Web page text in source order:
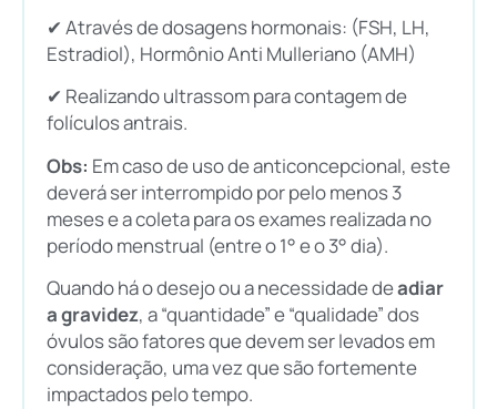
✔ Através de dosagens hormonais: (FSH, LH,
Estradiol), Hormônio Anti Mulleriano (AMH)
✔ Realizando ultrassom para contagem de
folículos antrais.
Obs: Em caso de uso de anticoncepcional, este
deverá ser interrompido por pelo menos 3
meses e a coleta para os exames realizada no
período menstrual (entre o 1° e o 3° dia).
Quando há o desejo ou a necessidade deadiar
a gravidez, a “quantidade” e “qualidade” dos
óvulos são fatores que devem ser levados em
consideração, uma vez que são fortemente
impactados pelo tempo.